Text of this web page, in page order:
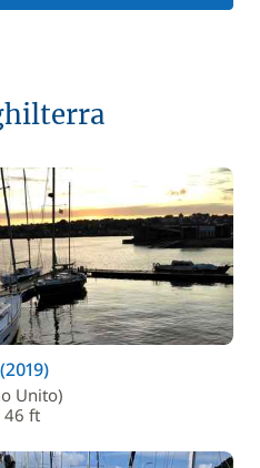
Unito)
46 ft